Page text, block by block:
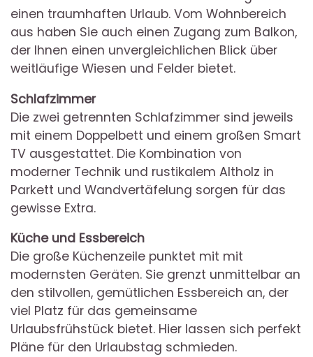
einen traumhaften Urlaub. Vom Wohnbereich
aus haben Sie auch einen Zugang zum Balkon,
der Ihnen einen unvergleichlichen Blick über
weitläufige Wiesen und Felder bietet.
Schlafzimmer
Die zwei getrennten Schlafzimmer sind jeweils
mit einem Doppelbett und einem großen Smart
TV ausgestattet. Die Kombination von
moderner Technik und rustikalem Altholz in
Parkett und Wandvertäfelung sorgen für das
gewisse Extra.
Küche und Essbereich
Die große Küchenzeile punktet mit mit
modernsten Geräten. Sie grenzt unmittelbar an
den stilvollen, gemütlichen Essbereich an, der
viel Platz für das gemeinsame
Urlaubsfrühstück bietet. Hier lassen sich perfekt
Pläne für den Urlaubstag schmieden.